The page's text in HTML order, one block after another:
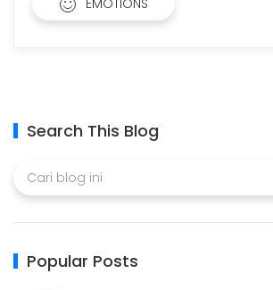
EMOTIONS
Search This Blog
Popular Posts